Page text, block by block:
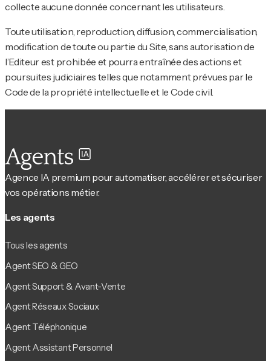
collecte aucune donnée concernant les utilisateurs.
Toute utilisation, reproduction, diffusion, commercialisation,
modification de toute ou partie du Site, sans autorisation de
l’Editeur est prohibée et pourra entraînée des actions et
poursuites judiciaires telles que notamment prévues par le
Code de la propriété intellectuelle et le Code civil.
Agence IA premium pour automatiser, accélérer et sécuriser
vos opérations métier.
Les agents
Tous les agents
Agent SEO & GEO
Agent Support & Avant-Vente
Agent Réseaux Sociaux
Agent Téléphonique
Agent Assistant Personnel